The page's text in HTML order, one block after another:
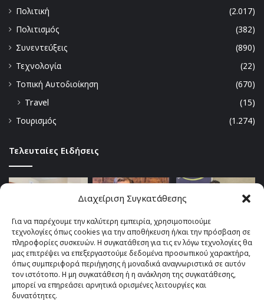
Διαχείριση Συγκατάθεσης
Για να παρέχουμε την καλύτερη εμπειρία, χρησιμοποιούμε
τεχνολογίες όπως cookies για την αποθήκευση ή/και την πρόσβαση σε
πληροφορίες συσκευών. Η συγκατάθεση για τις εν λόγω τεχνολογίες θα
μας επιτρέψει να επεξεργαστούμε δεδομένα προσωπικού χαρακτήρα,
όπως συμπεριφορά περιήγησης ή μοναδικά αναγνωριστικά σε αυτόν
τον ιστότοπο. Η μη συγκατάθεση ή η ανάκληση της συγκατάθεσης,
μπορεί να επηρεάσει αρνητικά ορισμένες λειτουργίες και
δυνατότητες.
Πολιτική
(2.017)
Πολιτισμός
(382)
Συνεντεύξεις
(890)
Τεχνολογία
(22)
Τοπική Αυτοδιοίκηση
(670)
Travel
(15)
Τουρισμός
(1.274)
Τελευταίες Ειδήσεις